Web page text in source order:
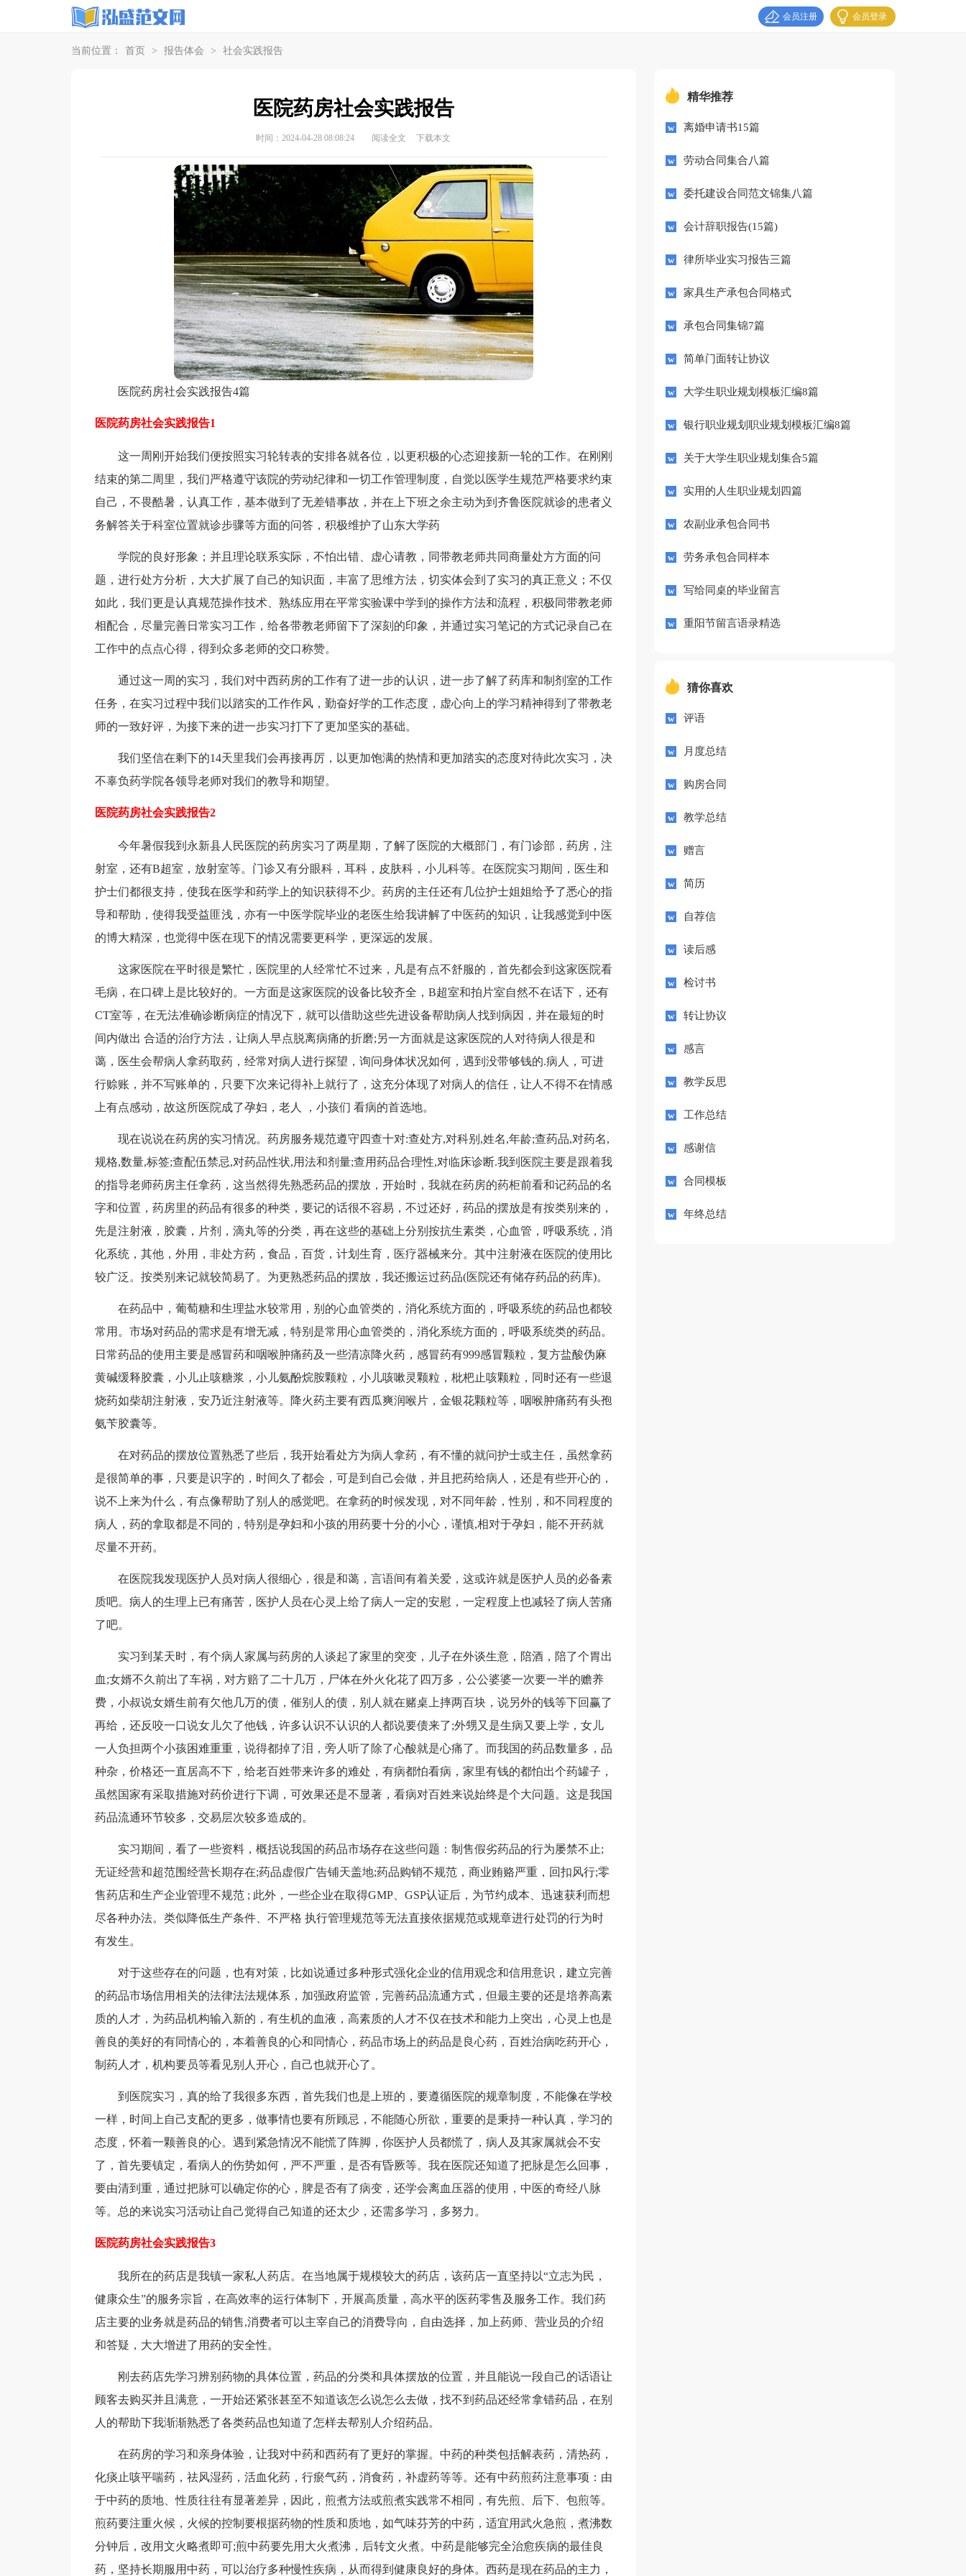
会员登录
会员注册
当前位置： 首页 > 报告体会 > 社会实践报告
医院药房社会实践报告
时间：2024-04-28 08:08:24 阅读全文 下载本文
医院药房社会实践报告4篇
医院药房社会实践报告1
这一周刚开始我们便按照实习轮转表的安排各就各位，以更积极的心态迎接新一轮的工作。在刚刚
结束的第二周里，我们严格遵守该院的劳动纪律和一切工作管理制度，自觉以医学生规范严格要求约束
自己，不畏酷暑，认真工作，基本做到了无差错事故，并在上下班之余主动为到齐鲁医院就诊的患者义
务解答关于科室位置就诊步骤等方面的问答，积极维护了山东大学药
学院的良好形象；并且理论联系实际，不怕出错、虚心请教，同带教老师共同商量处方方面的问
题，进行处方分析，大大扩展了自己的知识面，丰富了思维方法，切实体会到了实习的真正意义；不仅
如此，我们更是认真规范操作技术、熟练应用在平常实验课中学到的操作方法和流程，积极同带教老师
相配合，尽量完善日常实习工作，给各带教老师留下了深刻的印象，并通过实习笔记的方式记录自己在
工作中的点点心得，得到众多老师的交口称赞。
通过这一周的实习，我们对中西药房的工作有了进一步的认识，进一步了解了药库和制剂室的工作
任务，在实习过程中我们以踏实的工作作风，勤奋好学的工作态度，虚心向上的学习精神得到了带教老
师的一致好评，为接下来的进一步实习打下了更加坚实的基础。
我们坚信在剩下的14天里我们会再接再厉，以更加饱满的热情和更加踏实的态度对待此次实习，决
不辜负药学院各领导老师对我们的教导和期望。
医院药房社会实践报告2
今年暑假我到永新县人民医院的药房实习了两星期，了解了医院的大概部门，有门诊部，药房，注
射室，还有B超室，放射室等。门诊又有分眼科，耳科，皮肤科，小儿科等。在医院实习期间，医生和
护士们都很支持，使我在医学和药学上的知识获得不少。药房的主任还有几位护士姐姐给予了悉心的指
导和帮助，使得我受益匪浅，亦有一中医学院毕业的老医生给我讲解了中医药的知识，让我感觉到中医
的博大精深，也觉得中医在现下的情况需要更科学，更深远的发展。
这家医院在平时很是繁忙，医院里的人经常忙不过来，凡是有点不舒服的，首先都会到这家医院看
毛病，在口碑上是比较好的。一方面是这家医院的设备比较齐全，B超室和拍片室自然不在话下，还有
CT室等，在无法准确诊断病症的情况下，就可以借助这些先进设备帮助病人找到病因，并在最短的时
间内做出 合适的治疗方法，让病人早点脱离病痛的折磨;另一方面就是这家医院的人对待病人很是和
蔼，医生会帮病人拿药取药，经常对病人进行探望，询问身体状况如何，遇到没带够钱的.病人，可进
行赊账，并不写账单的，只要下次来记得补上就行了，这充分体现了对病人的信任，让人不得不在情感
上有点感动，故这所医院成了孕妇，老人 ，小孩们 看病的首选地。
现在说说在药房的实习情况。药房服务规范遵守四查十对:查处方,对科别,姓名,年龄;查药品,对药名,
规格,数量,标签;查配伍禁忌,对药品性状,用法和剂量;查用药品合理性,对临床诊断.我到医院主要是跟着我
的指导老师药房主任拿药，这当然得先熟悉药品的摆放，开始时，我就在药房的药柜前看和记药品的名
字和位置，药房里的药品有很多的种类，要记的话很不容易，不过还好，药品的摆放是有按类别来的，
先是注射液，胶囊，片剂，滴丸等的分类，再在这些的基础上分别按抗生素类，心血管，呼吸系统，消
化系统，其他，外用，非处方药，食品，百货，计划生育，医疗器械来分。其中注射液在医院的使用比
较广泛。按类别来记就较简易了。为更熟悉药品的摆放，我还搬运过药品(医院还有储存药品的药库)。
在药品中，葡萄糖和生理盐水较常用，别的心血管类的，消化系统方面的，呼吸系统的药品也都较
常用。市场对药品的需求是有增无减，特别是常用心血管类的，消化系统方面的，呼吸系统类的药品。
日常药品的使用主要是感冒药和咽喉肿痛药及一些清凉降火药，感冒药有999感冒颗粒，复方盐酸伪麻
黄碱缓释胶囊，小儿止咳糖浆，小儿氨酚烷胺颗粒，小儿咳嗽灵颗粒，枇杷止咳颗粒，同时还有一些退
烧药如柴胡注射液，安乃近注射液等。降火药主要有西瓜爽润喉片，金银花颗粒等，咽喉肿痛药有头孢
氨苄胶囊等。
在对药品的摆放位置熟悉了些后，我开始看处方为病人拿药，有不懂的就问护士或主任，虽然拿药
是很简单的事，只要是识字的，时间久了都会，可是到自己会做，并且把药给病人，还是有些开心的，
说不上来为什么，有点像帮助了别人的感觉吧。在拿药的时候发现，对不同年龄，性别，和不同程度的
病人，药的拿取都是不同的，特别是孕妇和小孩的用药要十分的小心，谨慎,相对于孕妇，能不开药就
尽量不开药。
在医院我发现医护人员对病人很细心，很是和蔼，言语间有着关爱，这或许就是医护人员的必备素
质吧。病人的生理上已有痛苦，医护人员在心灵上给了病人一定的安慰，一定程度上也减轻了病人苦痛
了吧。
实习到某天时，有个病人家属与药房的人谈起了家里的突变，儿子在外谈生意，陪酒，陪了个胃出
血;女婿不久前出了车祸，对方赔了二十几万，尸体在外火化花了四万多，公公婆婆一次要一半的赡养
费，小叔说女婿生前有欠他几万的债，催别人的债，别人就在赌桌上摔两百块，说另外的钱等下回赢了
再给，还反咬一口说女儿欠了他钱，许多认识不认识的人都说要债来了;外甥又是生病又要上学，女儿
一人负担两个小孩困难重重，说得都掉了泪，旁人听了除了心酸就是心痛了。而我国的药品数量多，品
种杂，价格还一直居高不下，给老百姓带来许多的难处，有病都怕看病，家里有钱的都怕出个药罐子，
虽然国家有采取措施对药价进行下调，可效果还是不显著，看病对百姓来说始终是个大问题。这是我国
药品流通环节较多，交易层次较多造成的。
实习期间，看了一些资料，概括说我国的药品市场存在这些问题：制售假劣药品的行为屡禁不止;
无证经营和超范围经营长期存在;药品虚假广告铺天盖地;药品购销不规范，商业贿赂严重，回扣风行;零
售药店和生产企业管理不规范 ; 此外，一些企业在取得GMP、GSP认证后，为节约成本、迅速获利而想
尽各种办法。类似降低生产条件、不严格 执行管理规范等无法直接依据规范或规章进行处罚的行为时
有发生。
对于这些存在的问题，也有对策，比如说通过多种形式强化企业的信用观念和信用意识，建立完善
的药品市场信用相关的法律法法规体系，加强政府监管，完善药品流通方式，但最主要的还是培养高素
质的人才，为药品机构输入新的，有生机的血液，高素质的人才不仅在技术和能力上突出，心灵上也是
善良的美好的有同情心的，本着善良的心和同情心，药品市场上的药品是良心药，百姓治病吃药开心，
制药人才，机构要员等看见别人开心，自己也就开心了。
到医院实习，真的给了我很多东西，首先我们也是上班的，要遵循医院的规章制度，不能像在学校
一样，时间上自己支配的更多，做事情也要有所顾忌，不能随心所欲，重要的是秉持一种认真，学习的
态度，怀着一颗善良的心。遇到紧急情况不能慌了阵脚，你医护人员都慌了，病人及其家属就会不安
了，首先要镇定，看病人的伤势如何，严不严重，是否有昏厥等。我在医院还知道了把脉是怎么回事，
要由清到重，通过把脉可以确定你的心，脾是否有了病变，还学会离血压器的使用，中医的奇经八脉
等。总的来说实习活动让自己觉得自己知道的还太少，还需多学习，多努力。
医院药房社会实践报告3
我所在的药店是我镇一家私人药店。在当地属于规模较大的药店，该药店一直坚持以“立志为民，
健康众生”的服务宗旨，在高效率的运行体制下，开展高质量，高水平的医药零售及服务工作。我们药
店主要的业务就是药品的销售,消费者可以主宰自己的消费导向，自由选择，加上药师、营业员的介绍
和答疑，大大增进了用药的安全性。
刚去药店先学习辨别药物的具体位置，药品的分类和具体摆放的位置，并且能说一段自己的话语让
顾客去购买并且满意，一开始还紧张甚至不知道该怎么说怎么去做，找不到药品还经常拿错药品，在别
人的帮助下我渐渐熟悉了各类药品也知道了怎样去帮别人介绍药品。
在药房的学习和亲身体验，让我对中药和西药有了更好的掌握。中药的种类包括解表药，清热药，
化痰止咳平喘药，祛风湿药，活血化药，行瘀气药，消食药，补虚药等等。还有中药煎药注意事项：由
于中药的质地、性质往往有显著差异，因此，煎煮方法或煎煮实践常不相同，有先煎、后下、包煎等。
煎药要注重火候，火候的控制要根据药物的性质和质地，如气味芬芳的中药，适宜用武火急煎，煮沸数
分钟后，改用文火略煮即可;煎中药要先用大火煮沸，后转文火煮。中药是能够完全治愈疾病的最佳良
药，坚持长期服用中药，可以治疗多种慢性疾病，从而得到健康良好的身体。西药是现在药品的主力，
精华推荐
离婚申请书15篇
劳动合同集合八篇
委托建设合同范文锦集八篇
会计辞职报告(15篇)
律所毕业实习报告三篇
家具生产承包合同格式
承包合同集锦7篇
简单门面转让协议
大学生职业规划模板汇编8篇
银行职业规划职业规划模板汇编8篇
关于大学生职业规划集合5篇
实用的人生职业规划四篇
农副业承包合同书
劳务承包合同样本
写给同桌的毕业留言
重阳节留言语录精选
猜你喜欢
评语
月度总结
购房合同
教学总结
赠言
简历
自荐信
读后感
检讨书
转让协议
感言
教学反思
工作总结
感谢信
合同模板
年终总结